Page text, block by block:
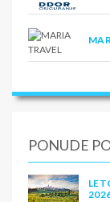
PONUDE